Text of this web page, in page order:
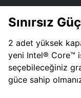
Sınırsız Güç
2 adet yüksek
yeni Intel® Core™
seçebileceğiniz
güce sahip